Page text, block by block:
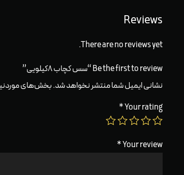
Reviews
There are no reviews yet.
Be the first to review “سس کچاب ۸کیلویی”
نشانی ایمیل شما منتشر نخواهد شد.بخش‌های
Your rating
*
Your review
*